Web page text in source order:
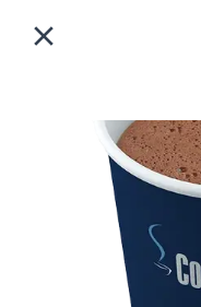
Συνδεθείτε
Εγγραφή
Πού παραδίδουμε;
Delivery